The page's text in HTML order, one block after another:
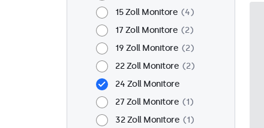
15 Zoll Monitore
4
17 Zoll Monitore
2
19 Zoll Monitore
2
22 Zoll Monitore
2
24 Zoll Monitore
27 Zoll Monitore
1
32 Zoll Monitore
1